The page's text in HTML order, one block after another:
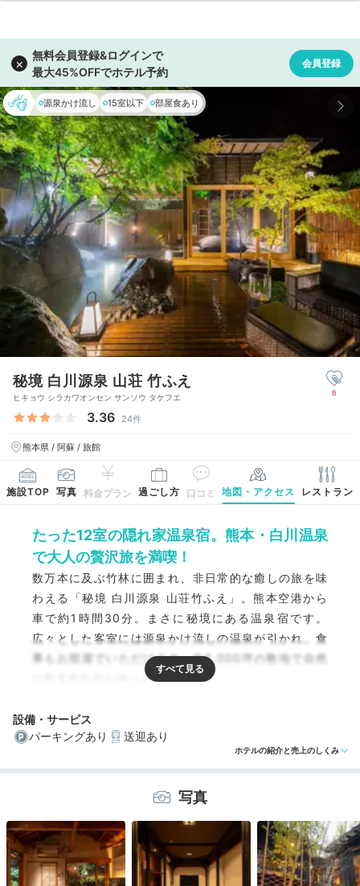
源泉かけ流し 15室以下 部屋食あり
秘境 白川源泉 山荘 竹ふえ
ヒキョウ シラカワオンセン サンソウ タケフエ
3.36 24件
熊本県 / 阿蘇 / 旅館
6
施設TOP 写真 料金プラン 過ごし方 口コミ 地図・アクセス レストラン
たった12室の隠れ家温泉宿。熊本・白川温泉
で大人の贅沢旅を満喫！
数万本に及ぶ竹林に囲まれ、非日常的な癒しの旅を味
わえる「秘境 白川源泉 山荘竹ふえ」。熊本空港から
車で約1時間30分。まさに秘境にある温泉宿です。
広々とした客室には源泉かけ流しの温泉が引かれ、食
事もお部屋でいただけます。約5,000坪の敷地で自然
に包まれながらゆっくり滞在を。
たった12室！離れ形式の客室はすべて源泉かけ流し温泉
3種の貸切露天風呂や大浴場も充実。美肌の湯三昧を楽し
める
プライベート感たっぷりの部屋食。こだわりの創作懐石
設備・サービス
パーキングあり
送迎あり
ホテルの紹介と売上のしくみ
写真